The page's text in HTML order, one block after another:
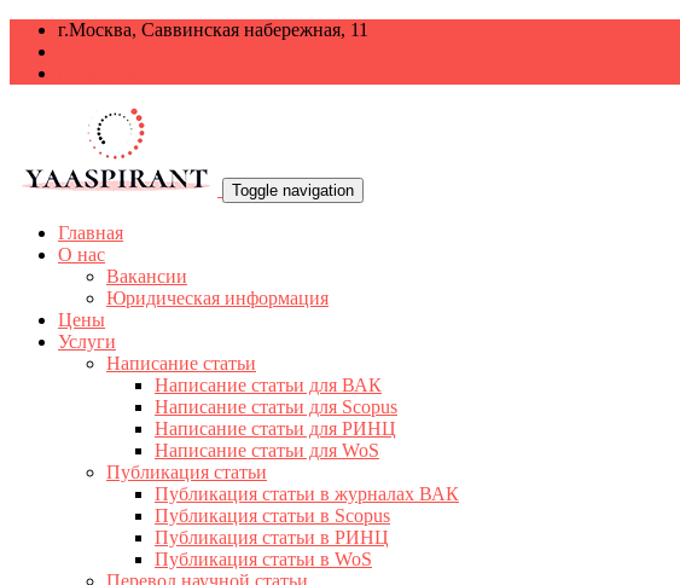
г.Москва, Саввинская набережная, 11
Toggle navigation
Главная
О нас
Вакансии
Юридическая информация
Цены
Услуги
Написание статьи
Написание статьи для ВАК
Написание статьи для Scopus
Написание статьи для РИНЦ
Написание статьи для WoS
Публикация статьи
Публикация статьи в журналах ВАК
Публикация статьи в Scopus
Публикация статьи в РИНЦ
Публикация статьи в WoS
Перевод научной статьи